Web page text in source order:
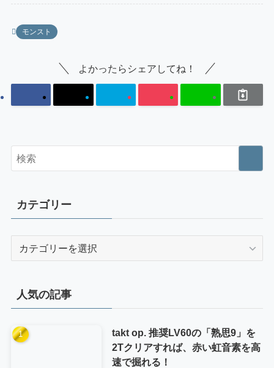
モンスト
よかったらシェアしてね！
カテゴリー
ー
人気の記事
takt op. 推奨LV60の「熟思9」を
2Tクリアすれば、赤い虹音素を高
速で掘れる！